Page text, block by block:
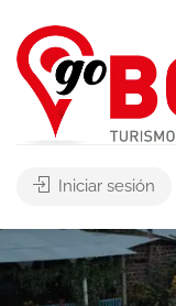
Iniciar sesión